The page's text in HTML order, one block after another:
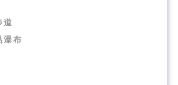
道
瀑布